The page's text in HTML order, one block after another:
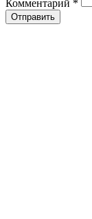
Комментарий *
Отправить